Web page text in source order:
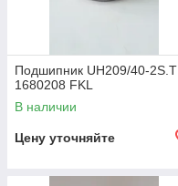
Подшипник UH209/40-2S.T
1680208 FKL
В наличии
Цену уточняйте